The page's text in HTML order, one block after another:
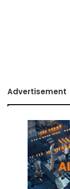
Advertisement